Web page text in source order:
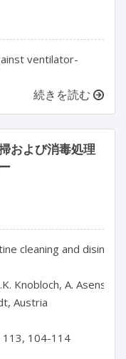
ventilator-
続きを読む
および消毒処理
cleaning and
Knobloch, A. Asensio,
Austria
113, 104-114